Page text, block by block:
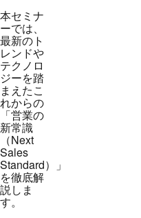
本セミナ
ーでは、
最新のト
レンドや
テクノロ
ジーを踏
まえたこ
れからの
「営業の
新常識
（Next
Sales
Standard）」
を徹底解
説しま
す。